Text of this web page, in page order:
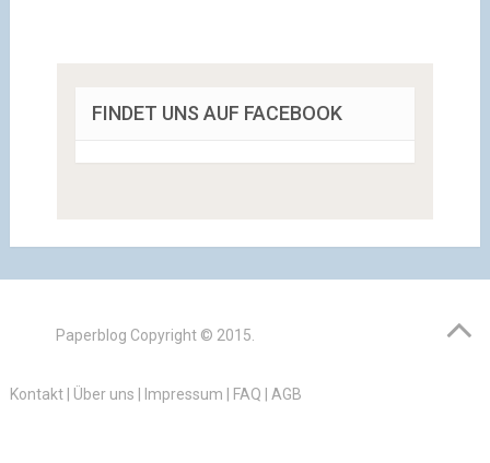
FINDET UNS AUF FACEBOOK
Paperblog Copyright © 2015.
Kontakt| Über uns Impressum FAQ AGB